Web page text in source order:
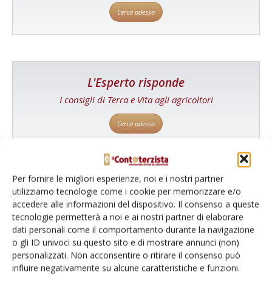
Per fornire le migliori esperienze, noi e i nostri partner
utilizziamo tecnologie come i cookie per memorizzare e/o
accedere alle informazioni del dispositivo. Il consenso a queste
tecnologie permetterà a noi e ai nostri partner di elaborare
dati personali come il comportamento durante la navigazione
o gli ID univoci su questo sito e di mostrare annunci (non)
personalizzati. Non acconsentire o ritirare il consenso può
influire negativamente su alcune caratteristiche e funzioni.
Cerca adesso
L'Esperto risponde
I consigli di Terra e Vita agli agricoltori
Cerca adesso
Dalla stessa categoria